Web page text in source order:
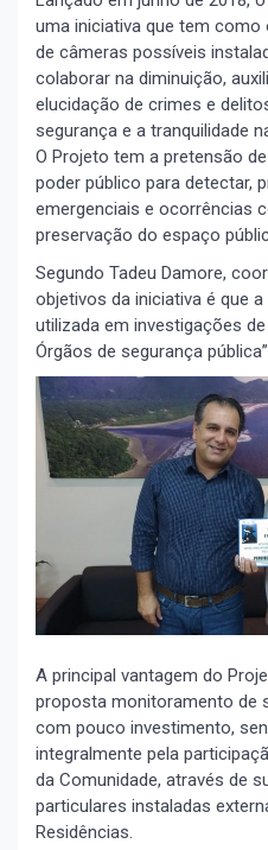
uma iniciativa que tem
de câmeras possíveis
colaborar na diminuição,
elucidação de crimes e
segurança e a tranquilidade
O Projeto tem a pretensão
poder público para detectar,
emergenciais e ocorrências
preservação do espaço
Segundo Tadeu Damore,
objetivos da iniciativa é que
utilizada em investigações
Órgãos de segurança
A principal vantagem do
proposta monitoramento de
com pouco investimento,
integralmente pela
da Comunidade, através de
particulares instaladas
Residências.